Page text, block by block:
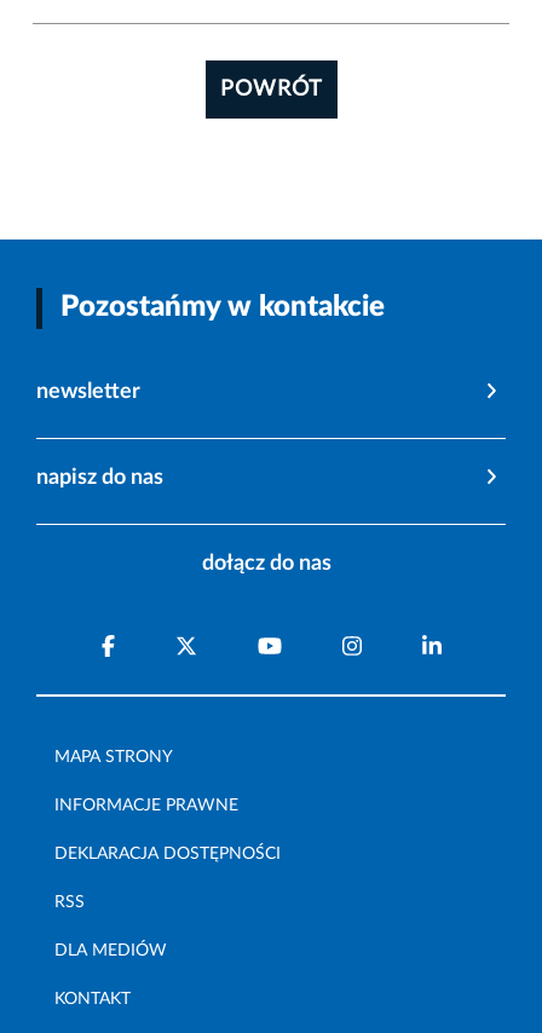
POWRÓT
Pozostańmy w kontakcie
newsletter
napisz do nas
dołącz do nas
MAPA STRONY
INFORMACJE PRAWNE
DEKLARACJA DOSTĘPNOŚCI
RSS
DLA MEDIÓW
KONTAKT